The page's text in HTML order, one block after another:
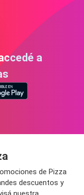
a
de Pizza
descuentos y